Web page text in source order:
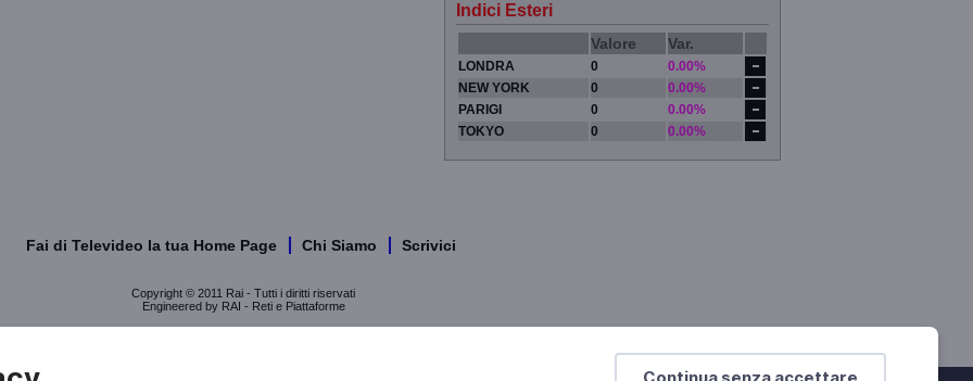
Continua senza accettare
Indici Esteri
Valore Var.
LONDRA 0
0.00%
NEW YORK
0
0.00%
PARIGI
0
0.00%
TOKYO
0 0.00%
Fai di Televideo la tua Home Page Chi Siamo Scrivici
Copyright © 2011 Rai - Tutti i diritti riservati
Engineered by RAI - Reti e Piattaforme